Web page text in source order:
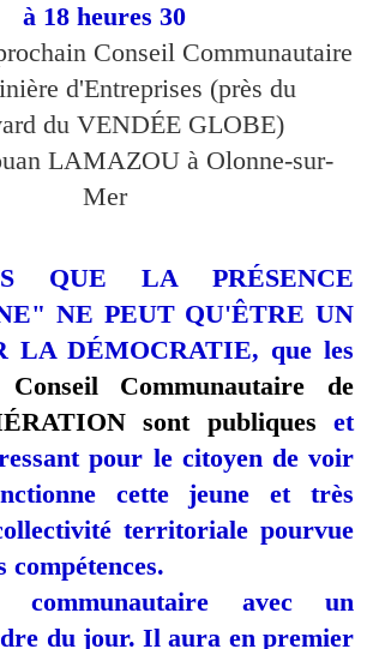
à 18 heures 30
Conseil Communautaire
d'Entreprises (près du
du VENDÉE GLOBE)
LAMAZOU à Olonne-sur-
Mer
QUE LA PRÉSENCE
NE PEUT QU'ÊTRE UN
LA DÉMOCRATIE, que les
Communautaire de
sont publiques et
pour le citoyen de voir
cette jeune et très
territoriale pourvue
compétences.
communautaire avec un
du jour. Il aura en premier